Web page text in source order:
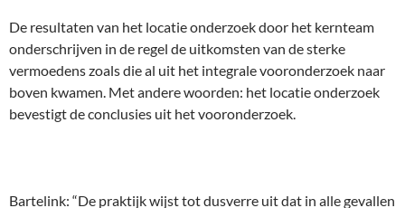
De resultaten van het locatie onderzoek door het kernteam
onderschrijven in de regel de uitkomsten van de sterke
vermoedens zoals die al uit het integrale vooronderzoek naar
boven kwamen. Met andere woorden: het locatie onderzoek
bevestigt de conclusies uit het vooronderzoek.
Bartelink: “De praktijk wijst tot dusverre uit dat in alle gevallen